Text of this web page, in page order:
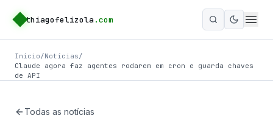
thiagofelizola .com
Ativar
Início/Notícias/
Claude agora faz agentes rodarem em cron e guarda chaves
de API
Todas as notícias